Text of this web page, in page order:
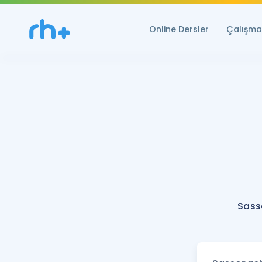
Online Dersler